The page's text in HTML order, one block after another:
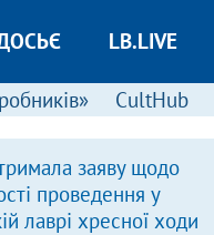
LB.LIVE
CultHub
заяву щодо
проведення у
лаврі хресної ходи